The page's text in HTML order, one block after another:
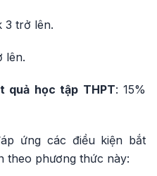
3 trở lên.
lên.
quả học tập THPT: 15%
ứng các điều kiện bắt
theo phương thức này: